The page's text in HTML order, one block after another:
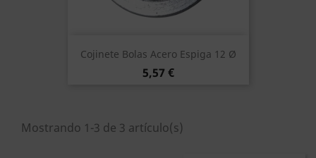
Cojinete Bolas Acero Espiga 12 Ø
Precio
5,57 €
Mostrando 1-3 de 3 artículo(s)